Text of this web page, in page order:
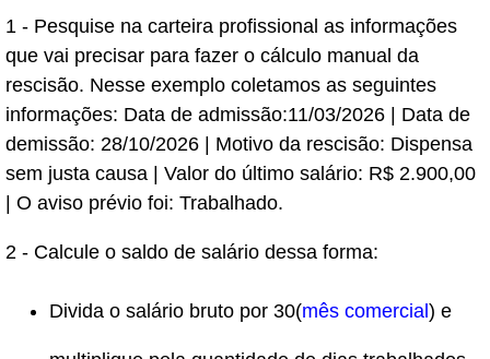
1 - Pesquise na carteira profissional as informações
que vai precisar para fazer o cálculo manual da
rescisão. Nesse exemplo coletamos as seguintes
informações: Data de admissão:11/03/2026 | Data de
demissão: 28/10/2026 | Motivo da rescisão: Dispensa
sem justa causa | Valor do último salário: R$ 2.900,00
| O aviso prévio foi: Trabalhado.
2 - Calcule o saldo de salário dessa forma:
Divida o salário bruto por 30(mês comercial ) e